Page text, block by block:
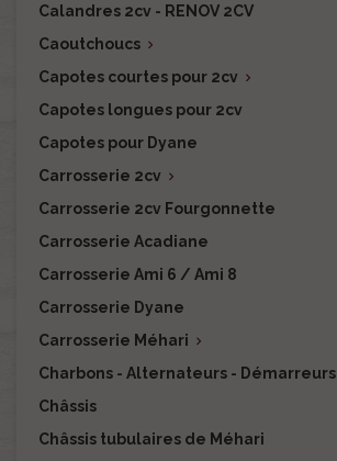
Calandres 2cv - RENOV 2CV
Caoutchoucs 
Capotes courtes pour 2cv 
Capotes longues pour 2cv
Capotes pour Dyane
Carrosserie 2cv 
Carrosserie 2cv Fourgonnette
Carrosserie Acadiane
Carrosserie Ami 6 / Ami 8
Carrosserie Dyane
Carrosserie Méhari 
Charbons - Alternateurs - Démarreurs
Châssis
Châssis tubulaires de Méhari